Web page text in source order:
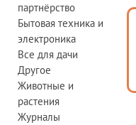
партнёрство
Бытовая техника и
электроника
Все для дачи
Другое
Животные и
растения
Журналы